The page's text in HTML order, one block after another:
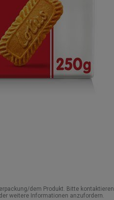
dem Produkt. Bitte kontaktieren
weitere Informationen anzufordern.